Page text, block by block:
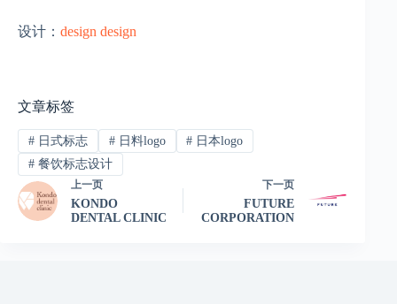
设计： design design
文章标签
#日式标志 #日料logo # 日本logo
#餐饮标志设计
上一页
KONDO
DENTAL CLINIC
下一页
FUTURE
CORPORATION